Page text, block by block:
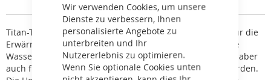
Wir verwenden Cookies, um unsere
Dienste zu verbessern, Ihnen
personalisierte Angebote zu
unterbreiten und Ihr
Nutzererlebnis zu optimieren.
Wenn Sie optionale Cookies unten
Titan-Thermo-Wärmetauscher Heat Line sind vor allem für die
Erwärmung von Schwimm- und Badebeckenwasser sowie
Wasser in Whirlpools oder Bädern ausgelegt. Sie können aber
auch für die Fußbodenheizung, Flure usw. verwendet werden.